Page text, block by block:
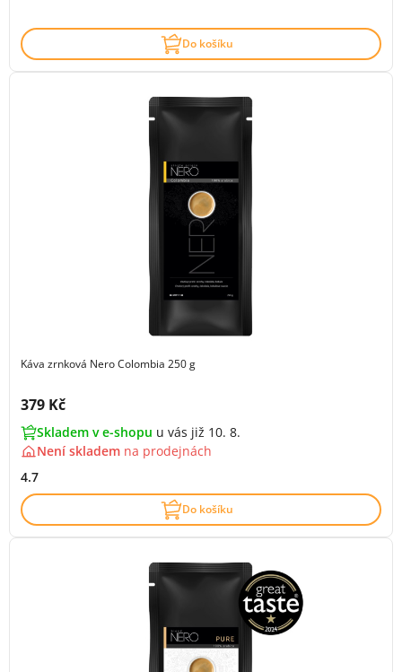
Do košíku
Káva zrnková Nero Colombia 250 g
Cena s DPH:
379 Kč
Skladem v e-shopu u vás již 10. 8.
Není skladem na prodejnách
4.7
Do košíku